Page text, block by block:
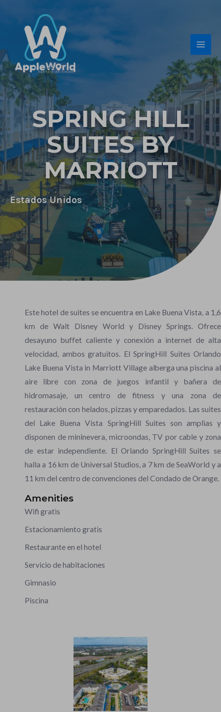
contenido
SPRING HILL
SUITES BY
MARRIOTT
Estados Unidos
Este hotel de suites se encuentra en Lake Buena Vista, a 1,6
km de Walt Disney World y Disney Springs. Ofrece
desayuno buffet caliente y conexión a internet de alta
velocidad, ambos gratuitos. El SpringHill Suites Orlando
Lake Buena Vista in Marriott Village alberga una piscina al
aire libre con zona de juegos infantil y bañera de
hidromasaje, un centro de fitness y una zona de
restauración con helados, pizzas y emparedados. Las suites
del Lake Buena Vista SpringHill Suites son amplias y
disponen de mininevera, microondas, TV por cable y zona
de estar independiente. El Orlando SpringHill Suites se
halla a 16 km de Universal Studios, a 7 km de SeaWorld y a
11 km del centro de convenciones del Condado de Orange.
Amenities
Wifi gratis
Estacionamiento gratis
Restaurante en el hotel
Servicio de habitaciones
Gimnasio
Piscina